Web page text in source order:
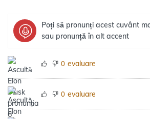
Poți să pronunți acest cuvânt
sau pronunță în alt accent
0 evaluare
0 evaluare